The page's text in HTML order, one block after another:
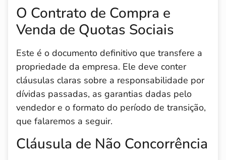
O Contrato de Compra e
Venda de Quotas Sociais
Este é o documento definitivo que transfere a
propriedade da empresa. Ele deve conter
cláusulas claras sobre a responsabilidade por
dívidas passadas, as garantias dadas pelo
vendedor e o formato do período de transição,
que falaremos a seguir.
Cláusula de Não Concorrência